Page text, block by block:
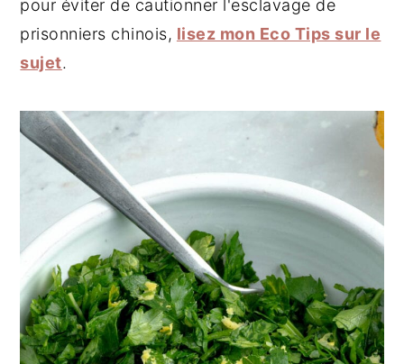
pour éviter de cautionner l'esclavage de
prisonniers chinois, lisez mon Eco Tips sur le
sujet.